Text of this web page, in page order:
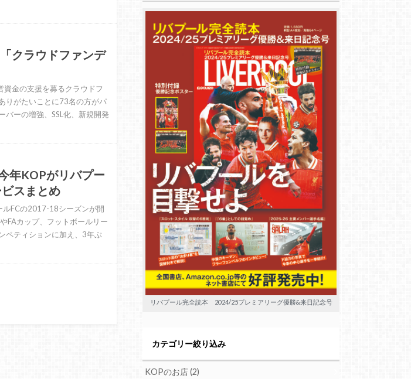
クラウドファンデ
金の支援を募るクラウドフ
りがたいことに73名の方がパ
バーの増強、SSL化、新規開発
年KOPがリバプー
スまとめ
ルFCの2017-18シーズンが開
FAカップ、フットボールリー
ペティションに加え、3年ぶ
リバプール完全読本 2024/25プレミアリーグ優勝&来日記念号
カテゴリー絞り込み
KOPのお店(2)